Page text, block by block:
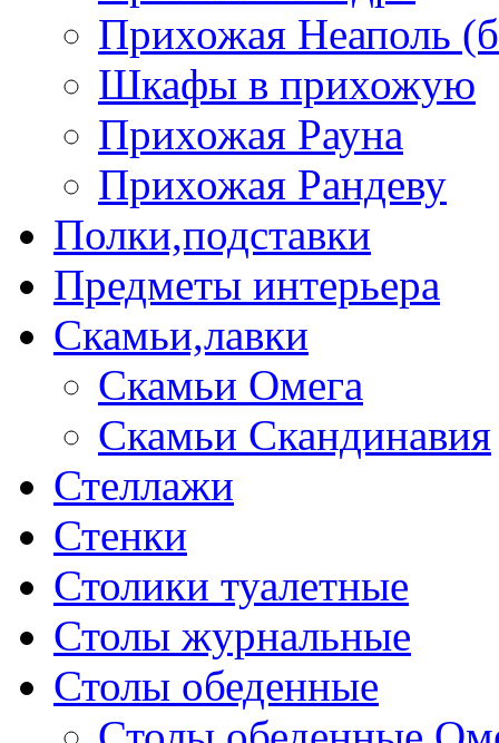
Прихожая Неаполь
Шкафы в прихожую
Прихожая Рауна
Прихожая Рандеву
Полки,подставки
Предметы интерьера
Скамьи,лавки
Скамьи Омега
Скамьи Скандинавия
Стеллажи
Стенки
Столики туалетные
Столы журнальные
Столы обеденные